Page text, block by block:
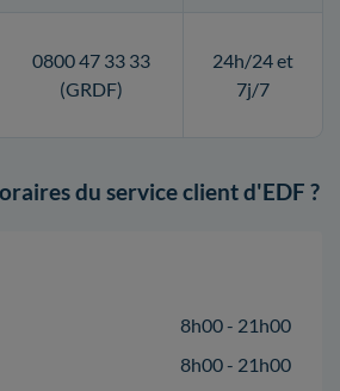
0800 47 33 33
(GRDF)
24h/24 et
7j/7
du service client d'EDF ?
8h00 - 21h00
8h00 - 21h00